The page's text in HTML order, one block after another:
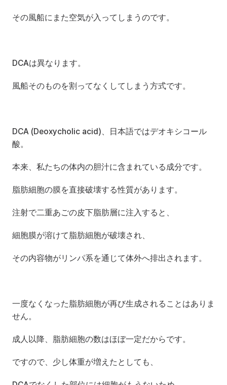
その風船にまた空気が入ってしまうのです。
DCAは異なります。
風船そのものを割ってなくしてしまう方式です。
DCA (Deoxycholic acid)、日本語ではデオキシコール
酸。
本来、私たちの体内の胆汁に含まれている成分です。
脂肪細胞の膜を直接破壊する性質があります。
注射で二重あごの皮下脂肪層に注入すると、
細胞膜が溶けて脂肪細胞が破壊され、
その内容物がリンパ系を通じて体外へ排出されます。
一度なくなった脂肪細胞が再び生成されることはありま
せん。
成人以降、脂肪細胞の数はほぼ一定だからです。
ですので、少し体重が増えたとしても、